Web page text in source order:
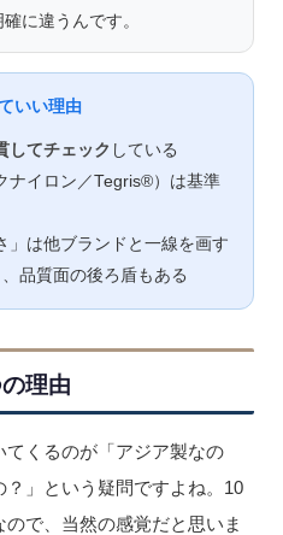
に違うんです。
いい理由
してチェック している
ナイロン／Tegris®）は基準
」は他ブランドと一線を画す
品質面の後ろ盾もある
理由
くるのが「アジア製なの
」という疑問ですよね。10
で、当然の感覚だと思いま